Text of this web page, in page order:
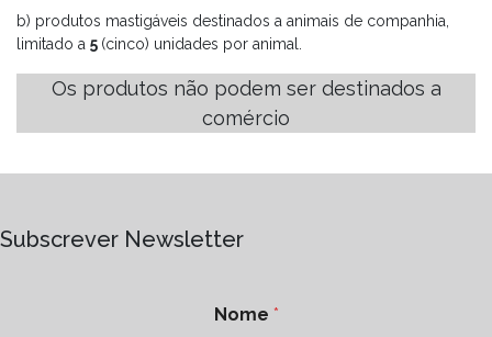
b) produtos mastigáveis destinados a animais de companhia,
limitado a 5 (cinco) unidades por animal.
Os produtos não podem ser destinados a
comércio
Subscrever Newsletter
Nome *